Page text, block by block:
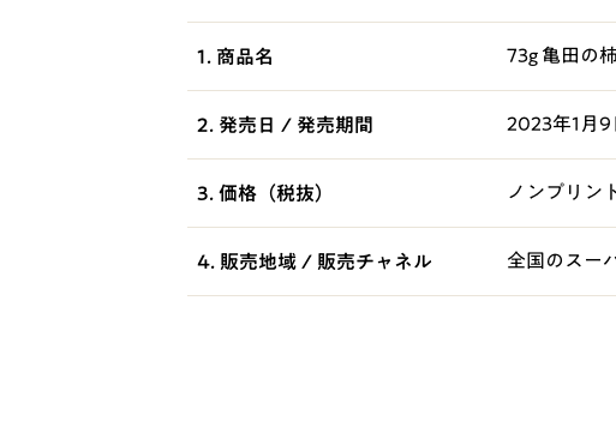
1. 商品名 73g 亀田の
2. 発売日 / 発売期間 2023年1月9
3. 価格（税抜） ノンプリン
4. 販売地域 / 販売チャネル 全国のスー